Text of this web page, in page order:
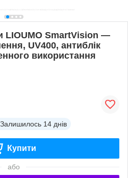
LIOUMO SmartVision —
UV400, антиблік
використання
Залишилось 14 днів
Купити
або